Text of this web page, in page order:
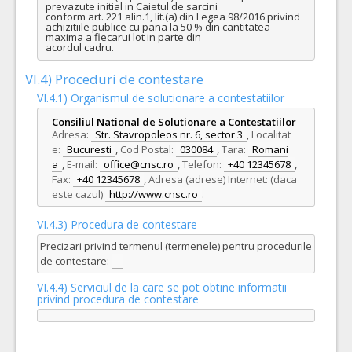
prevazute initial in Caietul de sarcini
conform art. 221 alin.1, lit.(a) din Legea 98/2016 privind
achizitiile publice cu pana la 50 % din cantitatea
maxima a fiecarui lot in parte din
acordul cadru.
VI.4) Proceduri de contestare
VI.4.1) Organismul de solutionare a contestatiilor
Consiliul National de Solutionare a Contestatiilor
Adresa: Str. Stavropoleos nr. 6, sector 3 , Localitat
e: Bucuresti , Cod Postal: 030084 ,Tara: Romani
a , E-mail: office@cnsc.ro ,Telefon: +40 12345678 ,
Fax: +40 12345678 ,Adresa (adrese) Internet: (daca
este cazul) http://www.cnsc.ro .
VI.4.3) Procedura de contestare
Precizari privind termenul (termenele) pentru procedurile
de contestare: -
VI.4.4) Serviciul de la care se pot obtine informatii
privind procedura de contestare